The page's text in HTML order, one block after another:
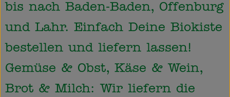
Getränke
Firmenkunden
bis nach Baden-Baden, Offenburg
und Lahr. Einfach Deine Biokiste
bestellen und liefern lassen!
Gemüse & Obst, Käse & Wein,
Brot & Milch: Wir liefern die